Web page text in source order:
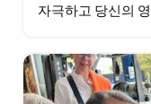
자극하고 당신의